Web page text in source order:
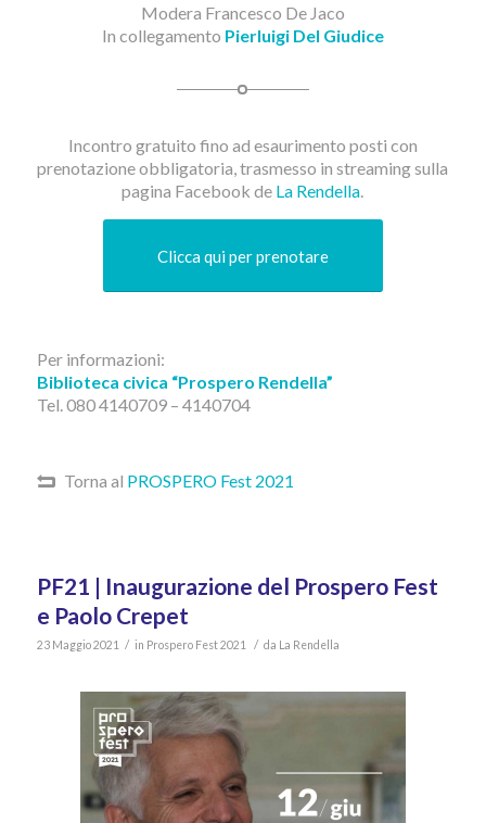
Modera Francesco De Jaco
In collegamento Pierluigi Del Giudice
Incontro gratuito fino ad esaurimento posti con
prenotazione obbligatoria, trasmesso in streaming sulla
pagina Facebook de La Rendella
Clicca qui per prenotare
Per informazioni:
Biblioteca civica “Prospero Rendella”
Tel. 080 4140709 – 4140704
Torna al PROSPERO Fest 2021
PF21 | Inaugurazione del Prospero Fest
e Paolo Crepet
23 Maggio 2021 / in Prospero Fest 2021 / da La Rendella